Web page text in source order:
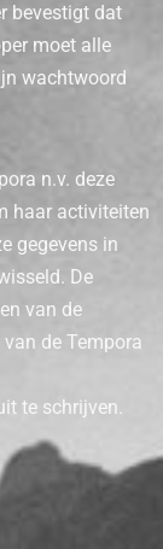
bevestigt dat
moet alle
wachtwoord
n.v. deze
haar activiteiten
gegevens in
De
van de
de Tempora
te schrijven.